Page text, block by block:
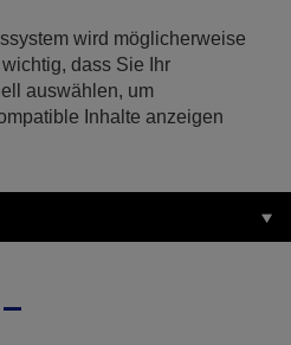
wird möglicherweise
dass Sie Ihr
auswählen, um
Inhalte anzeigen